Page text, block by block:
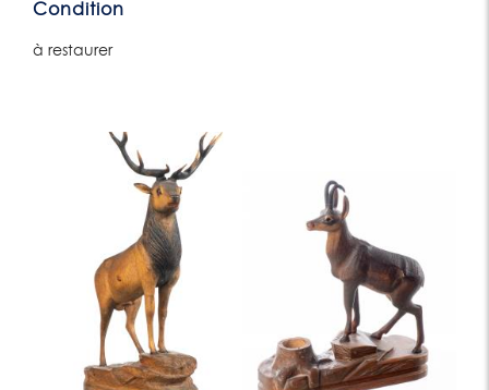
Condition
à restaurer